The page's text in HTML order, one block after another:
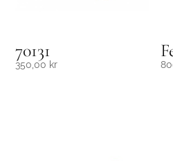
70131
350,00 kr